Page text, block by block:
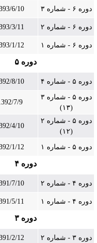
دوره ۶ - شماره ۳ 1393/6/10
دوره ۶ - شماره ۲ 1393/3/11
دوره ۶ - شماره ۱ 1393/1/12
دوره ۵
دوره ۵ - شماره ۴ 1392/8/10
دوره ۵ - شماره ۳
1392/7/9
دوره ۵ - شماره ۲
1392/4/10
دوره ۵ - شماره ۱ 1392/1/12
دوره ۴
دوره ۴ - شماره ۲ 1391/7/10
دوره ۴ - شماره ۱ 1391/5/11
دوره ۳
دوره ۳ - شماره ۲ 1391/2/12